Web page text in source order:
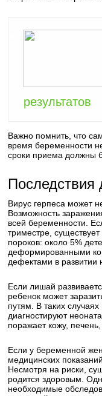
результатов
Важно помнить, что
время беременности
сроки приема должны
Последствия
Вирус герпеса может
Возможность
всей беременности.
триместре,
пороков: около 5%
деформированными
дефектами в развитии
Если лишай
ребенок может
путям. В таких
диагностируют
поражает кожу,
Если у беременной
медицинских
Несмотря на риски,
родится здоровым.
необходимые